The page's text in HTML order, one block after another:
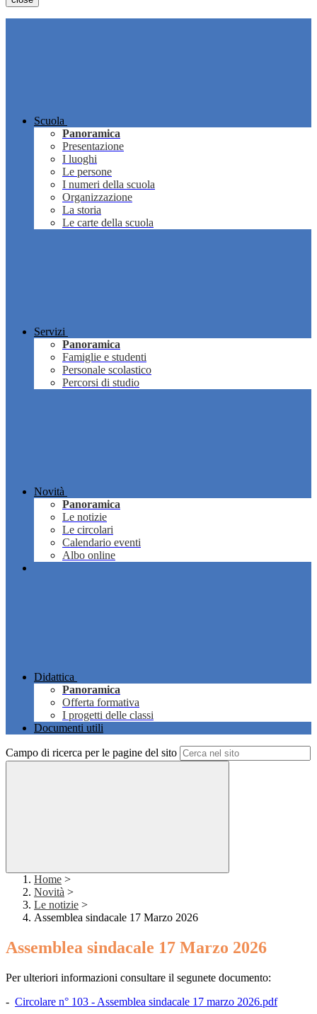
Scuola
Panoramica
Presentazione
I luoghi
Le persone
I numeri della scuola
Organizzazione
La storia
Le carte della scuola
Servizi
Panoramica
Famiglie e studenti
Personale scolastico
Percorsi di studio
Novità
Panoramica
Le notizie
Le circolari
Calendario eventi
Albo online
Didattica
Panoramica
Offerta formativa
I progetti delle classi
Documenti utili
Campo di ricerca per le pagine del sito
Home >
Novità >
Le notizie >
Assemblea sindacale 17 Marzo 2026
Assemblea sindacale 17 Marzo 2026
Per ulteriori informazioni consultare il segunete documento:
- Circolare n° 103 - Assemblea sindacale 17 marzo 2026.pdf